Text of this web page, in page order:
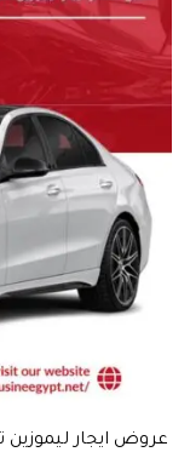
عروض ايجار ليموزين